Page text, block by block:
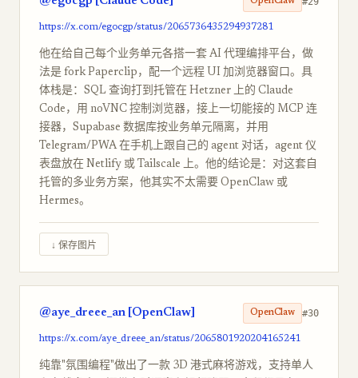
https://x.com/egocgp/status/2065736435294937281
他在给自己每个业务单元各搭一套 AI 代理编排平台，做
法是 fork Paperclip，配一个远程 UI 加浏览器窗口。具
体栈是：SQL 查询打到托管在 Hetzner 上的 Claude
Code，用 noVNC 控制浏览器，接上一切能接的 MCP 连
接器，Supabase 数据库按业务单元隔离，并用
Telegram/PWA 在手机上跟自己的 agent 对话，agent 仪
表盘放在 Netlify 或 Tailscale 上。他的结论是：对这套自
托管的多业务方案，他其实不太需要 OpenClaw 或
Hermes。
↓ 保存图片
@aye_dreee_an [OpenClaw] OpenClaw #30
https://x.com/aye_dreee_an/status/2065801920204165241
纯靠"氛围编程"做出了一款 3D 港式麻将游戏，支持单人